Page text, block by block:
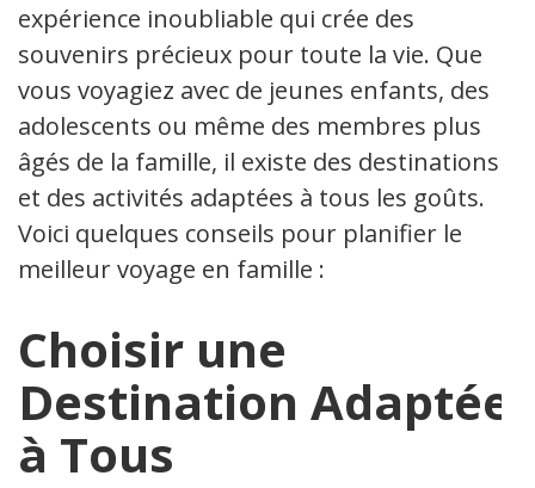
expérience inoubliable qui crée des
souvenirs précieux pour toute la vie. Que
vous voyagiez avec de jeunes enfants, des
adolescents ou même des membres plus
âgés de la famille, il existe des destinations
et des activités adaptées à tous les goûts.
Voici quelques conseils pour planifier le
meilleur voyage en famille :
Choisir une
Destination Adaptée
à Tous